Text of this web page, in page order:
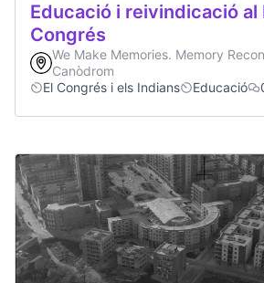
Educació i reivindicació al
Congrés
We Make Memories. Memory
Canòdrom
El Congrés i els Indians
Educació